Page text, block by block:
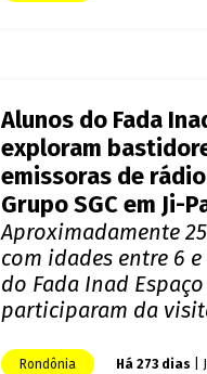
Alunos do Fada
exploram
emissoras de
Grupo SGC em Ji-
Aproximadamente
com idades entre 6 e
do Fada Inad
participaram da
Rondônia Há 273 dias |